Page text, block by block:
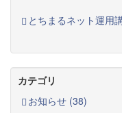
とちまるネット運用
カテゴリ
お知らせ (38)